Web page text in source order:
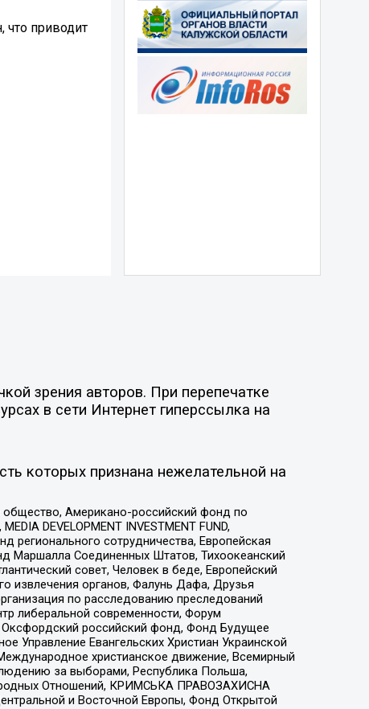
приводит
зрения авторов. При перепечатке
в сети Интернет гиперссылка на
которых признана нежелательной на
Американо-российский фонд по
DEVELOPMENT INVESTMENT FUND,
регионального сотрудничества, Европейская
Маршалла Соединенных Штатов, Тихоокеанский
совет, Человек в беде, Европейский
извлечения органов, Фалунь Дафа, Друзья
по расследованию преследований
либеральной современности, Форум
российский фонд, Фонд Будущее
Управление Евангельских Христиан Украинской
христианское движение, Всемирный
за выборами, Республика Польша,
Отношений, КРИМСЬКА ПРАВОЗАХИСНА
и Восточной Европы, Фонд Открытой